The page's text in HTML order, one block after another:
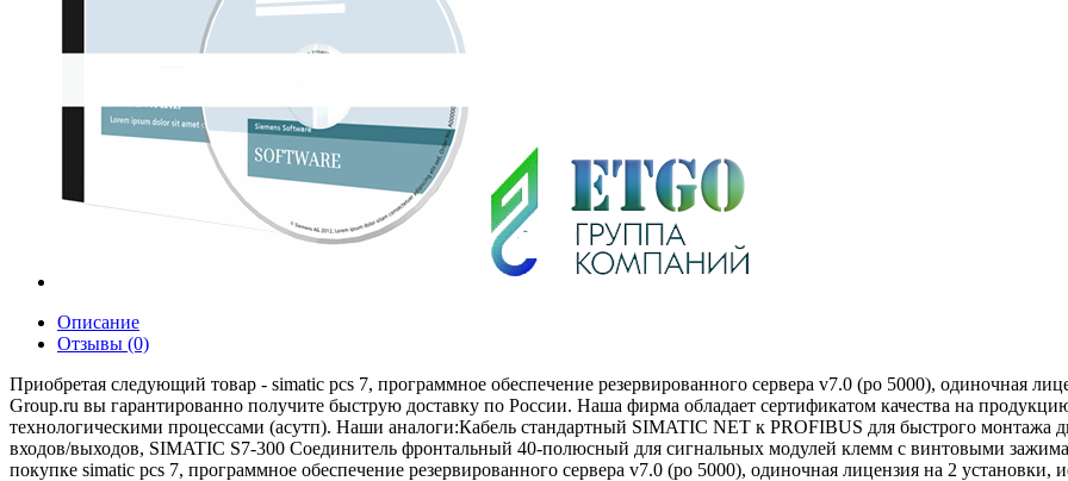
Описание
Отзывы (0)
Приобретая следующий товар - simatic pcs 7, программное обеспечение резервированного сервера v7.0 (po 5000), одиночная
Group.ru вы гарантированно получите быструю доставку по России. Наша фирма обладает сертификатом качества на
технологическими процессами (асутп). Наши аналоги:Кабель стандартный SIMATIC NET к PROFIBUS для быстрого
входов/выходов, SIMATIC S7-300 Соединитель фронтальный 40-полюсный для сигнальных модулей клемм с винтовыми
покупке simatic pcs 7, программное обеспечение резервированного сервера v7.0 (po 5000), одиночная лицензия на 2